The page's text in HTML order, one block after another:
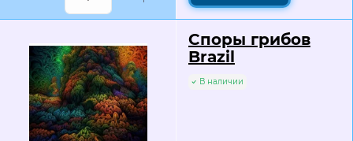
Споры грибов
Brazil
В наличии